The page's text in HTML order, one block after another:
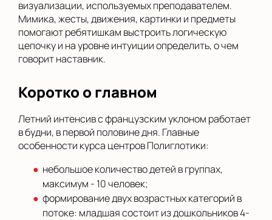
визуализации, используемых преподавателем.
Мимика, жесты, движения, картинки и предметы
помогают ребятишкам выстроить логическую
цепочку и на уровне интуиции определить, о чем
говорит наставник.
Коротко о главном
Летний интенсив с французским уклоном работает
в будни, в первой половине дня. Главные
особенности курса центров Полиглотики:
небольшое количество детей в группах,
максимум - 10 человек;
формирование двух возрастных категорий в
потоке: младшая состоит из дошкольников 4-